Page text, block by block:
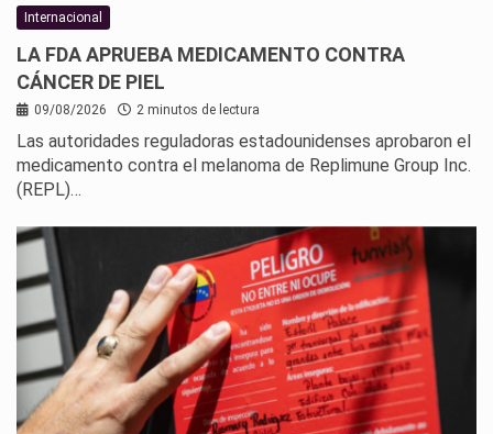
Internacional
LA FDA APRUEBA MEDICAMENTO CONTRA
CÁNCER DE PIEL
09/08/2026 2 minutos de lectura
Las autoridades reguladoras estadounidenses aprobaron el
medicamento contra el melanoma de Replimune Group Inc.
(REPL)…